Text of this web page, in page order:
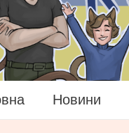
Новини